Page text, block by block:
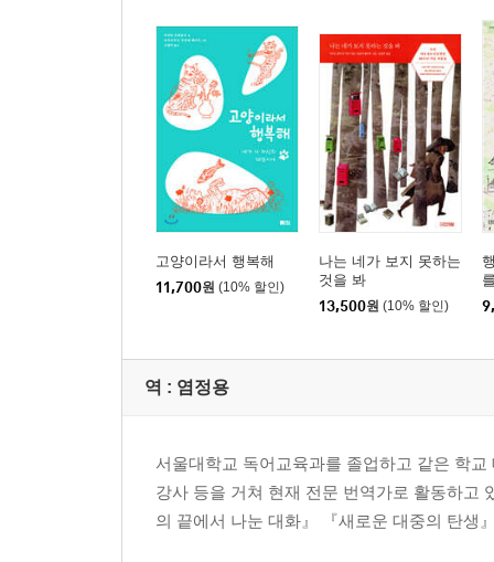
고양이라서 행복해
11,700원 (10% 할인)
나는 네가 보지 못하는
것을 봐
13,500원 (10% 할인)
역 : 염정용
서울대학교 독어교육과를 졸업하고 같은 학
강사 등을 거쳐 현재 전문 번역가로 활동하고
의 끝에서 나눈 대화』 『새로운 대중의 탄생